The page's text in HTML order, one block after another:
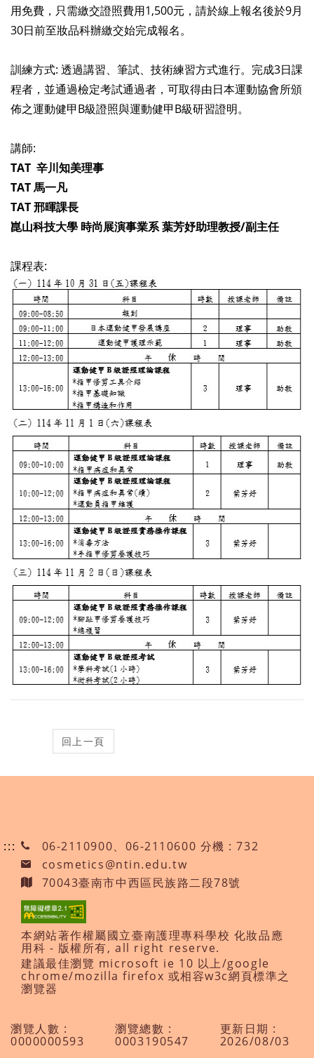
用免費，只需繳交證照費用1,500元，請於線上報名後於9月
30日前至妝品科辦繳交始完成報名。
訓練方式: 透過講習、筆試、技術練習方式進行。完成3日課
程者，並通過檢定考試通過者，可取得由日本運動協會所頒
佈之運動健甲B級證照與運動健甲B級研習證明。
講師:
TAT 辛川知美理事
TAT 馬一凡
TAT 邢暉課長
崑山科技大學 時尚展演事業系 葉芳妤助理教授/副主任
課程表:
:::
06-2110900、06-2110600 分機 : 732
cosmetics@ntin.edu.tw
70043臺南市中西區民族路二段78號
本網站著作權屬國立臺南護理專科學校 化妝品應
用科 - 版權所有, all right reserve.
建議最佳瀏覽 microsoft ie 10 以上/google
chrome/mozilla firefox 或相容w3c網頁標準之
瀏覽器
瀏覽人數 :
0000000593
瀏覽總數 :
0003190547
更新日期 :
2026/08/03